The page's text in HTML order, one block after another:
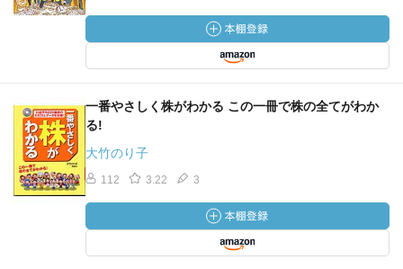
一番やさしく株がわかる この一冊で株の全てがわか
る!
大竹のり子
112 3.22 3